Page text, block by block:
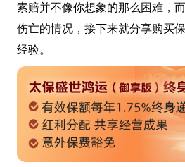
索赔并不像你想象的那么困难，
伤亡的情况，接下来就分享购买
经验。